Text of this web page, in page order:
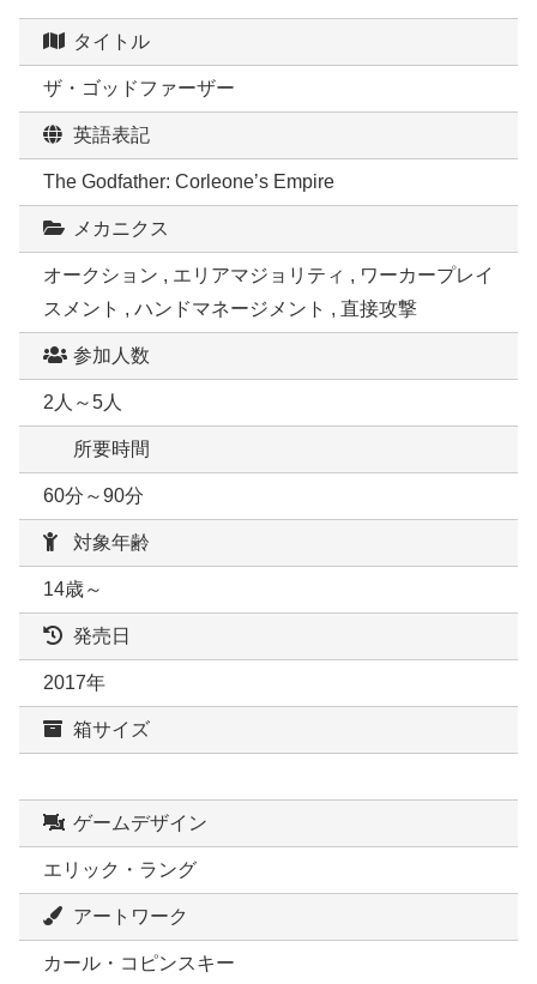
タイトル
ザ・ゴッドファーザー
英語表記
The Godfather: Corleone’s Empire
メカニクス
オークション , エリアマジョリティ , ワーカープレイ
スメント , ハンドマネージメント , 直接攻撃
参加人数
2人～5人
所要時間
60分～90分
対象年齢
14歳～
発売日
2017年
箱サイズ
ゲームデザイン
エリック・ラング
アートワーク
カール・コピンスキー